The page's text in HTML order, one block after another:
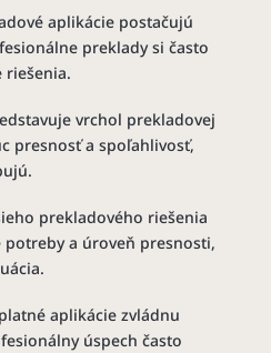
aplikácie postačujú
preklady si často
riešenia.
vrchol prekladovej
presnosť a spoľahlivosť,
prekladového riešenia
a úroveň presnosti,
aplikácie zvládnu
úspech často